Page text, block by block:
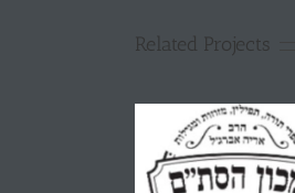
Related Projects